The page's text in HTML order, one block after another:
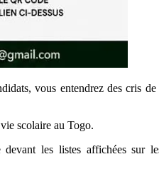
vous entendrez des cris
scolaire au Togo.
les listes affichées sur